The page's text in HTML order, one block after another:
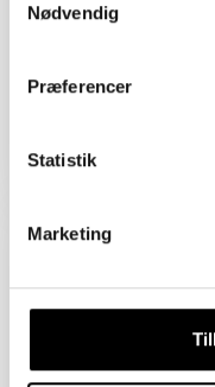
Nødvendig
Præferencer
Statistik
Marketing
Åbent Hus: 07/08/2026
Sejlklubvej 1B